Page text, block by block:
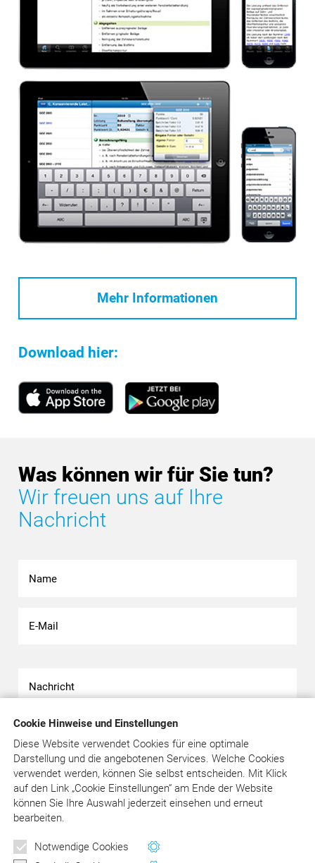
Cookie Hinweise und Einstellungen
Diese Website verwendet Cookies für eine optimale
Darstellung und die angebotenen Services. Welche Cookies
verwendet werden, können Sie selbst entscheiden. Mit Klick
aufden Link „Cookie Einstellungen“ am Ende der Website
können Sie Ihre Auswahl jederzeit einsehen und erneut
bearbeiten.
Notwendige Cookies
Mehr Informationen
Download hier:
Was können wir für Sie tun?
Wir freuen uns auf Ihre
Nachricht
Bitte beachten Sie unsere Datenschutzerklärung
Newsletter